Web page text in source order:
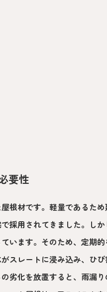
要性
根材です。軽量であるため
採用されてきました。しか
います。そのため、定期的
スレートに浸み込み、ひ
劣化を放置すると、雨漏り